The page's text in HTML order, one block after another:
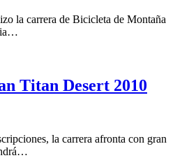
la carrera de Bicicleta de Montaña
Titan Desert 2010
la carrera afronta con gran